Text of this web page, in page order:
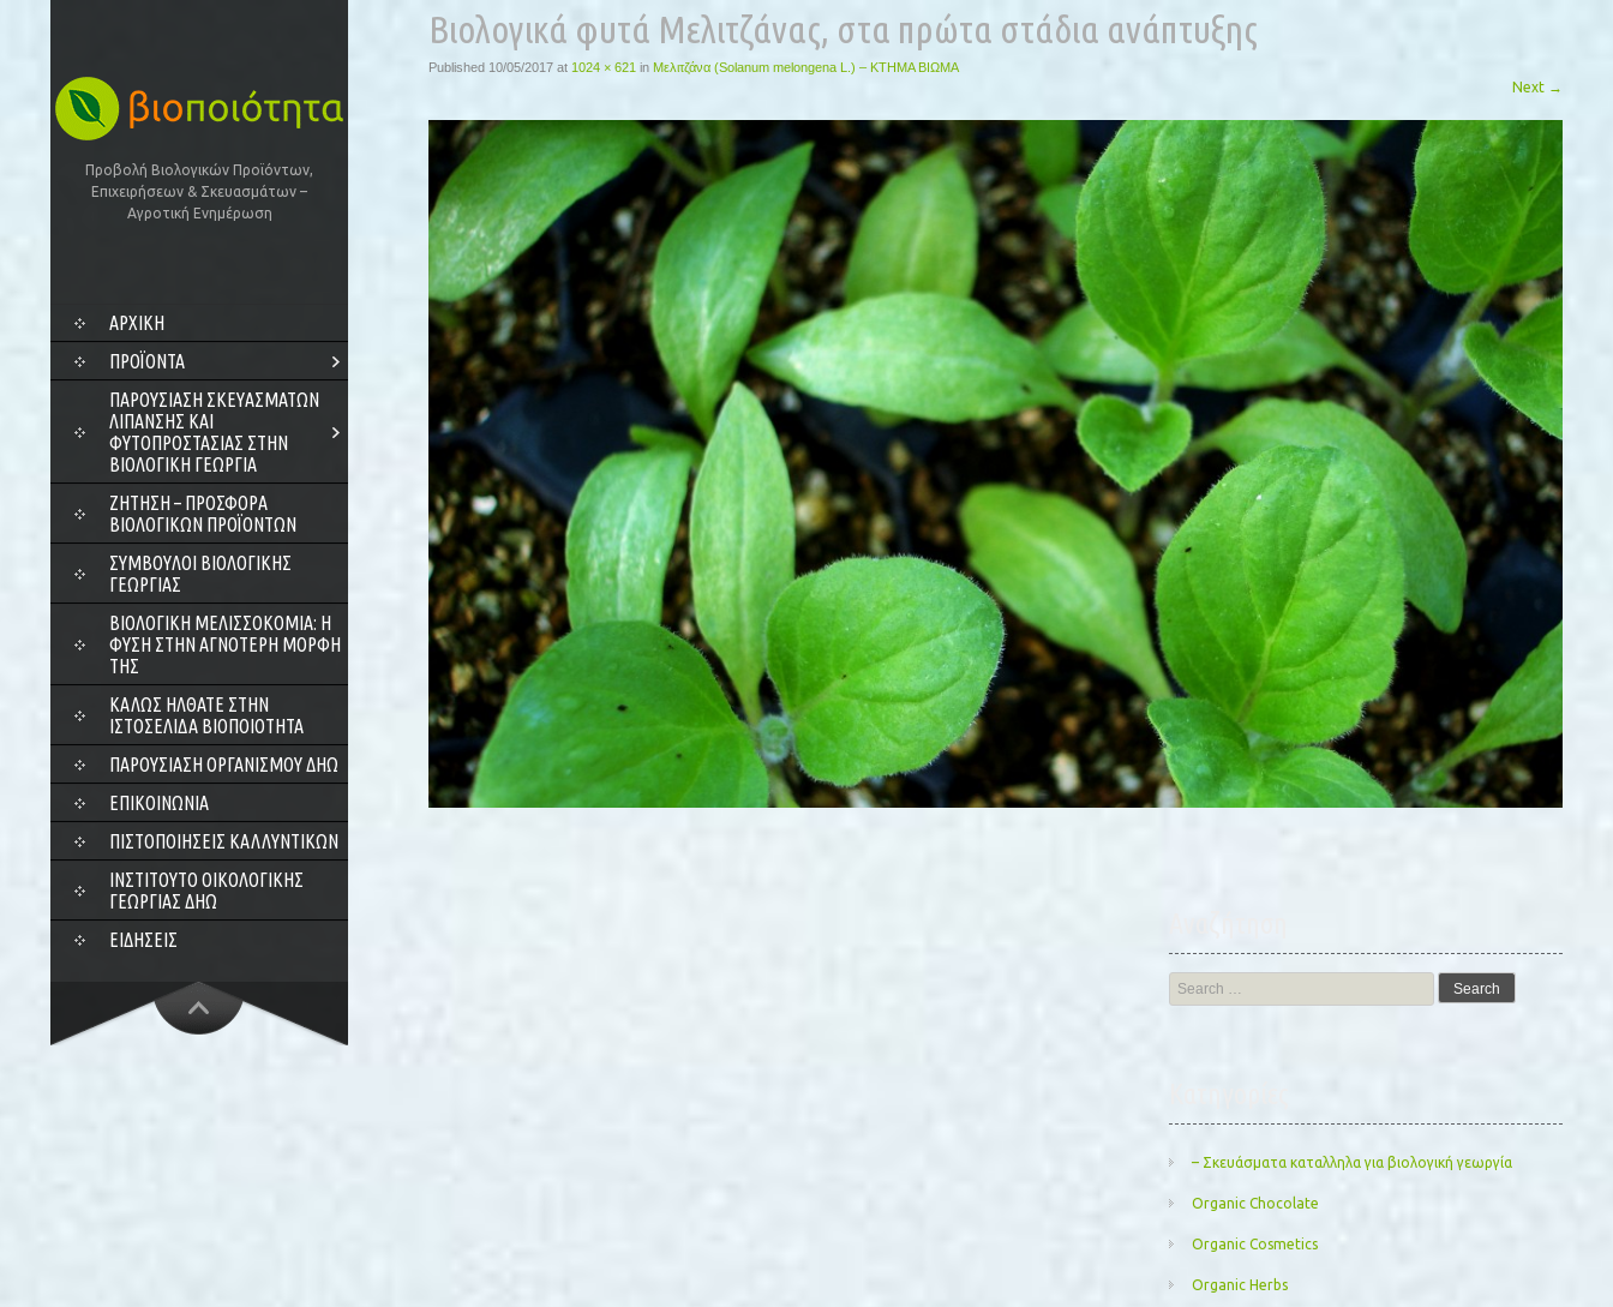
Προβολή Βιολογικών Προϊόντων,
Επιχειρήσεων & Σκευασμάτων –
Αγροτική Ενημέρωση
SKIP
CONTENT
ΑΡΧΙΚΗ
ΠΡΟΪΌΝΤΑ
ΠΑΡΟΥΣΊΑΣΗ ΣΚΕΥΑΣΜΆΤΩΝ
ΛΊΠΑΝΣΗΣ ΚΑΙ
ΦΥΤΟΠΡΟΣΤΑΣΊΑΣ ΣΤΗΝ
ΒΙΟΛΟΓΙΚΉ ΓΕΩΡΓΊΑ
ΖΗΤΗΣΗ – ΠΡΟΣΦΟΡΑ
ΒΙΟΛΟΓΙΚΩΝ ΠΡΟΪΟΝΤΩΝ
ΣΎΜΒΟΥΛΟΙ ΒΙΟΛΟΓΙΚΉΣ
ΓΕΩΡΓΊΑΣ
ΒΙΟΛΟΓΙΚΉ ΜΕΛΙΣΣΟΚΟΜΊΑ: Η
ΦΎΣΗ ΣΤΗΝ ΑΓΝΌΤΕΡΗ ΜΟΡΦΉ
ΤΗΣ
ΚΑΛΏΣ ΉΛΘΑΤΕ ΣΤΗΝ
ΙΣΤΟΣΕΛΊΔΑ ΒΙΟΠΟΙΌΤΗΤΑ
ΠΑΡΟΥΣΊΑΣΗ ΟΡΓΑΝΙΣΜΟΎ ΔΗΩ
ΕΠΙΚΟΙΝΩΝΊΑ
ΠΙΣΤΟΠΟΙΉΣΕΙΣ ΚΑΛΛΥΝΤΙΚΏΝ
ΙΝΣΤΙΤΟΎΤΟ ΟΙΚΟΛΟΓΙΚΉΣ
ΓΕΩΡΓΊΑΣ ΔΗΩ
ΕΙΔΉΣΕΙΣ
Βιολογικά φυτά Μελιτζάνας, στα πρώτα στάδια ανάπτυξης
Published 10/05/2017 at 1024 × 621 in Μελιτζάνα (Solanum melongena L.) – ΚΤΗΜΑ ΒΙΩΜΑ
Next →
Search
for:
– Σκευάσματα καταλληλα για βιολογική γεωργία
Organic Chocolate
Organic Cosmetics
Organic Herbs